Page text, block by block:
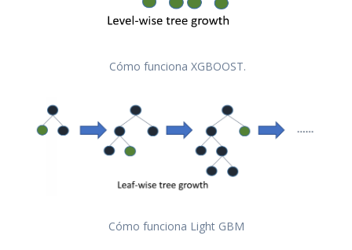
Cómo funciona XGBOOST.
Cómo funciona Light GBM